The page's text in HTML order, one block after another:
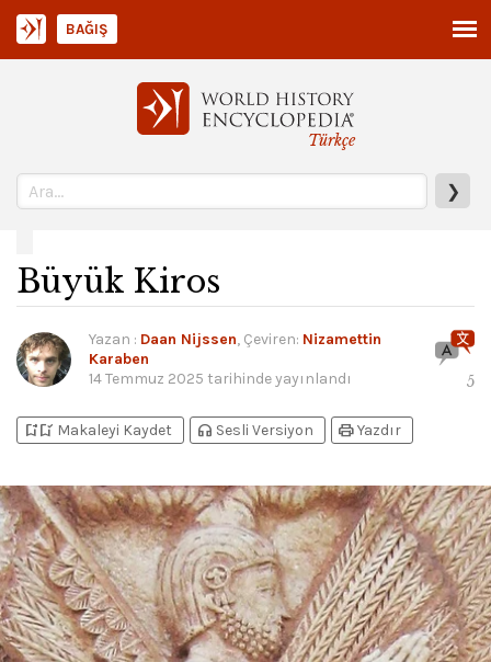
Türkçe
❯
BAĞIŞ
Büyük Kiros
Yazan : Daan Nijssen, Çeviren: Nizamettin
Karaben
14 Temmuz 2025 tarihinde yayınlandı 5
bookmark_addbookmark_added Makaleyi Kaydet headphones Sesli Versiyon printYazdır